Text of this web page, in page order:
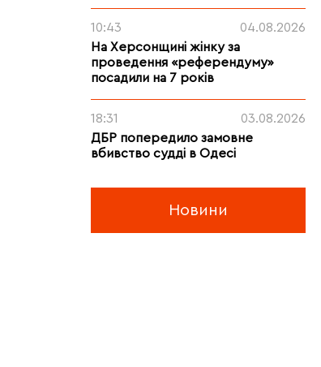
10:43
04.08.2026
На Херсонщині жінку за
проведення «референдуму»
посадили на 7 років
18:31
03.08.2026
ДБР попередило замовне
вбивство судді в Одесі
Новини